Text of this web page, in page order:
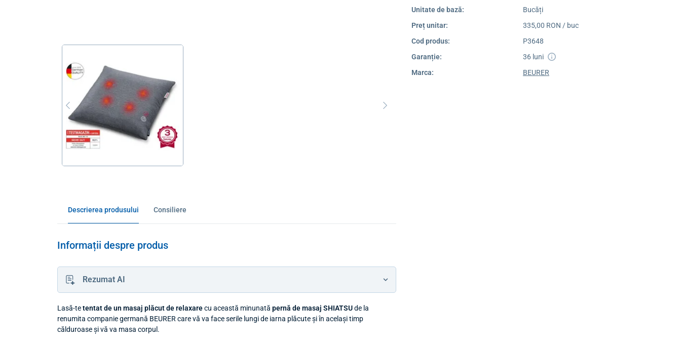
Unitate de bază:
Bucăți
Preț unitar:
335,00 RON / buc
Cod produs:
P3648
Garanție:
36 luni
Marca:
BEURER
Descrierea produsului Consiliere
Informații despre produs
Rezumat AI
Lasă-tetentat de un masaj plăcut de relaxarecu această minunată pernă de masaj SHIATSUde la
renumita companie germană BEURER care vă va face serile lungi de iarna plăcute și în același timp
călduroase și vă va masa corpul.